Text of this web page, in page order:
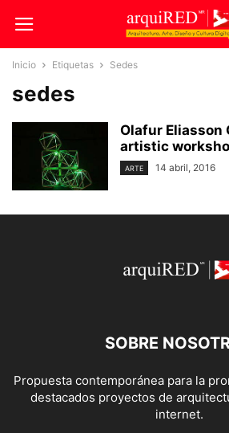
Inicio Etiquetas Sedes
sedes
Olafur Eliasson
artistic
ARTE 14 abril, 2016
SOBRE
Propuesta contemporánea para la
destacados proyectos de
internet.